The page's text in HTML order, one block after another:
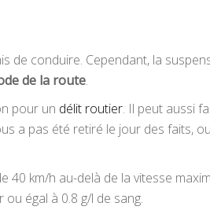
de conduire. Cependant, la
de la route.
pour un délit routier. Il peut aussi
a pas été retiré le jour des faits, ou
40 km/h au-delà de la vitesse
égal à 0.8 g/l de sang.